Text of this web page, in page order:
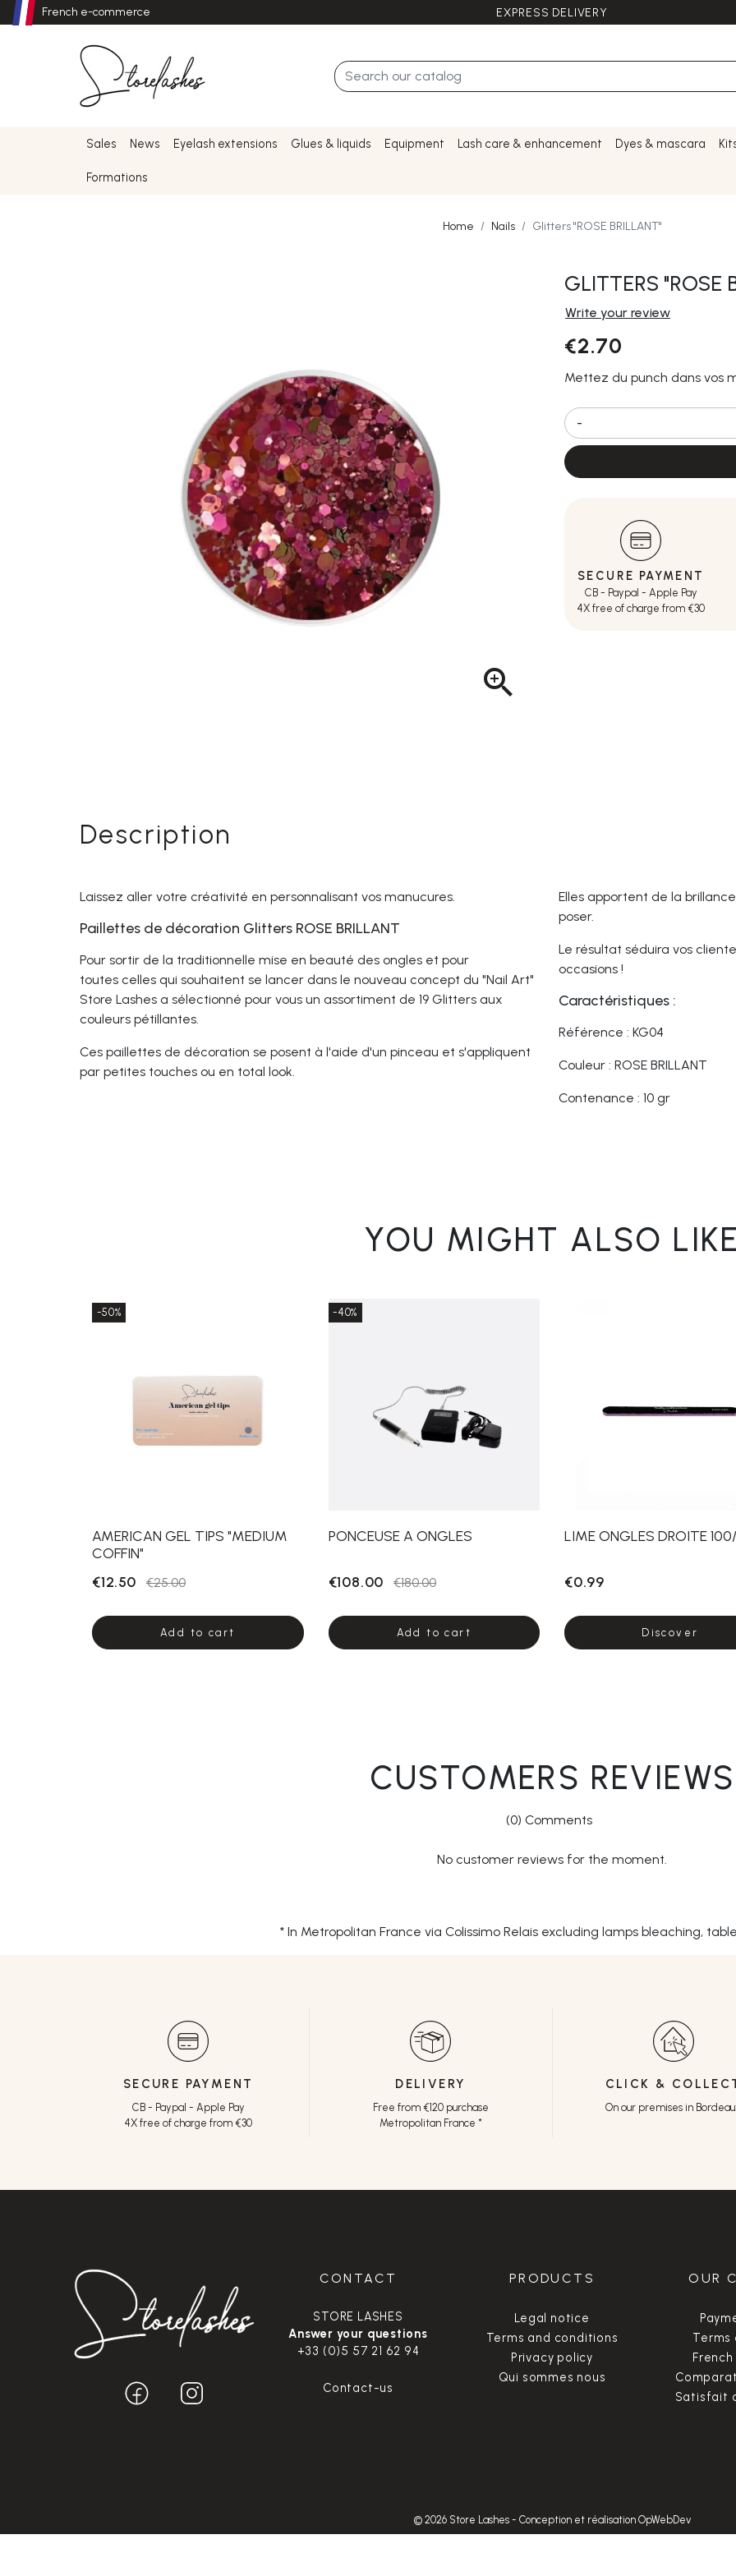
French e-commerce EXPRESS DELIVERY
Sales News Eyelash extensions Glues & liquids Equipment Lash care & enhancement Dyes & mascara
Formations
Home Nails Glitters "ROSE BRILLANT"

GLITTERS "ROSE
Write your review
€2.70
Mettez du punch dans vos
-
SECURE PAYMENT
CB - Paypal - Apple Pay
4X free of charge from €30
Description
Laissez aller votre créativité en personnalisant vos manucures.
Paillettes de décoration Glitters ROSE BRILLANT
Pour sortir de la traditionnelle mise en beauté des ongles et pour
toutes celles qui souhaitent se lancer dans le nouveau concept du "Nail Art"
Store Lashes a sélectionné pour vous un assortiment de 19 Glitters aux
couleurs pétillantes.
Ces paillettes de décoration se posent à l'aide d'un pinceau et s'appliquent
par petites touches ou en total look.
Elles apportent de la
poser.
Le résultat séduira vos
occasions !
Caractéristiques :
Référence : KG04
Couleur : ROSE BRILLANT
Contenance : 10 gr
YOU MIGHT ALSO
AMERICAN GEL TIPS "MEDIUM
COFFIN"
€12.50
€25.00
Add to cart
-50%
PONCEUSE A ONGLES
€108.00 €180.00
Add to cart
-40%
LIME ONGLES DROITE
€0.99
Discover
CUSTOMERS REVIEWS
(0) Comments
No customer reviews for the moment.
* In Metropolitan France via Colissimo Relais excluding lamps bleaching,
SECURE PAYMENT
CB - Paypal - Apple Pay
4X free of charge from €30
DELIVERY
Free from €120 purchase
Metropolitan France *
CLICK &
On our premises in
CONTACT
STORE LASHES
Answer your questions
+33 (0)5 57 21 62 94
Contact-us
PRODUCTS
Legal notice
Terms and conditions
Privacy policy
Qui sommes nous
OUR
Terms
Satisfait
© 2026 Store Lashes - Conception et réalisation OpWebDev